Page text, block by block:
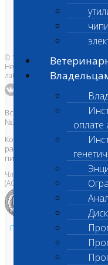
оплате
Врачам и клиникам
Бланки
Банк донорской
Адреса
© 1996-2026
Независимая ветеринарная
лаборатория Шанс Био
Все права защищены и
№395740 от 2008 г. ООО
Копирование,
размещенных на сайте
письменного разрешения
Член Национальной
(АСРО НВП)
Политика в области